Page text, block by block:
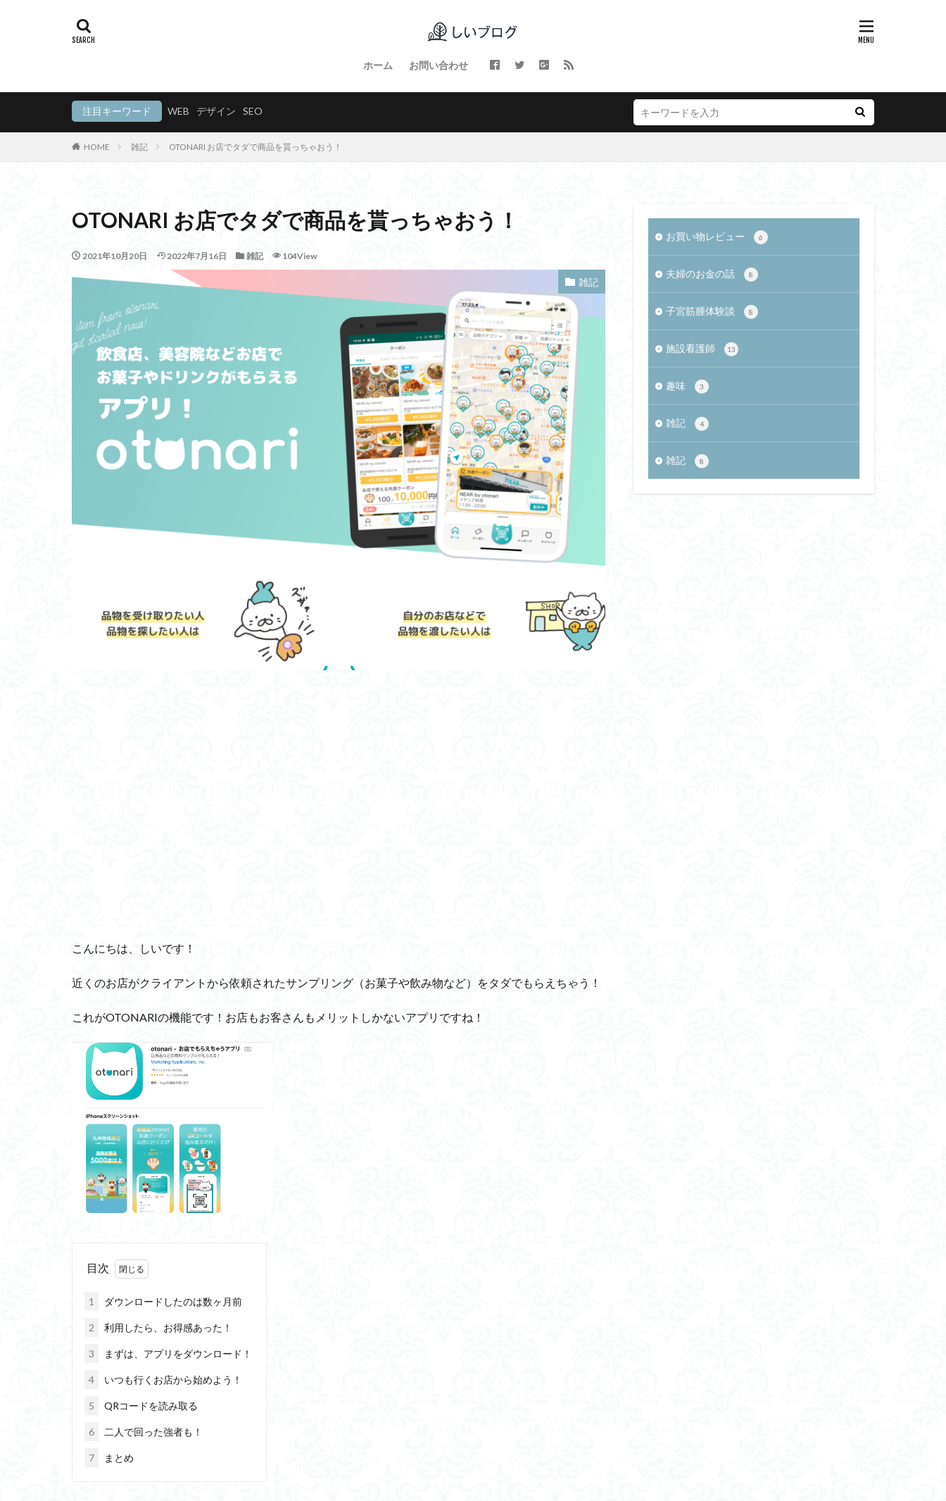
ホーム お問い合わせ
注目キーワード WEB デザイン SEO
HOME 雑記 OTONARI お店でタダで商品を貰っちゃおう！
OTONARI お店でタダで商品を貰っちゃおう！
2021年10月20日 2022年7月16日 雑記 104View
雑記
こんにちは、しいです！
近くのお店がクライアントから依頼されたサンプリング（お菓子や飲み物など）をタダでもらえちゃう！
これがOTONARIの機能です！お店もお客さんもメリットしかないアプリですね！
目次
1 ダウンロードしたのは数ヶ月前
2 利用したら、お得感あった！
3 まずは、アプリをダウンロード！
4 いつも行くお店から始めよう！
5 QRコードを読み取る
6 二人で回った強者も！
7 まとめ
お買い物レビュー 6
夫婦のお金の話 8
子宮筋腫体験談 8
施設看護師 13
趣味 3
雑記 4
雑記 8